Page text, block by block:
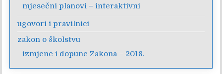
mjesečni planovi – interaktivni
ugovori i pravilnici
zakon o školstvu
izmjene i dopune Zakona – 2018.